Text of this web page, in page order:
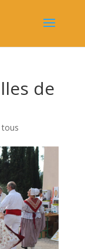
de
tous